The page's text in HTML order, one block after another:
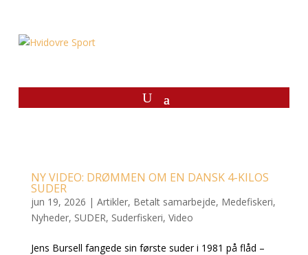
NY VIDEO: DRØMMEN OM EN DANSK 4-KILOS
SUDER
jun 19, 2026 | Artikler, Betalt samarbejde, Medefiskeri,
Nyheder, SUDER, Suderfiskeri, Video
Jens Bursell fangede sin første suder i 1981 på flåd –